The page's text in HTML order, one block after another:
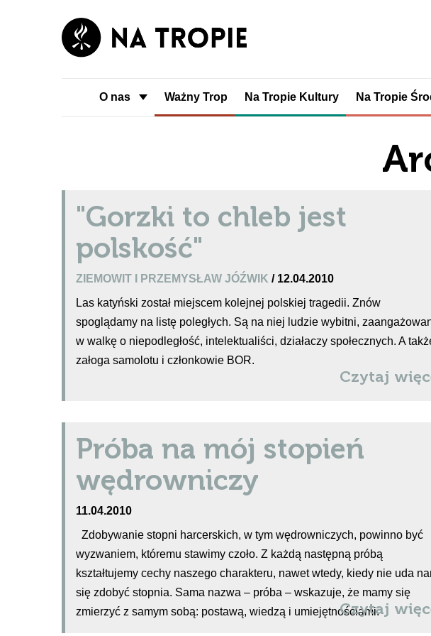
O nas Ważny Trop Na Tropie Kultury Na Tropie
"Gorzki to chleb jest
polskość"
ZIEMOWIT I PRZEMYSŁAW JÓŹWIK / 12.04.2010
Las katyński został miejscem kolejnej polskiej tragedii. Znów
spoglądamy na listę poległych. Są na niej ludzie wybitni,
w walkę o niepodległość, intelektualiści, działaczy społecznych. A
załoga samolotu i członkowie BOR.
Czytaj
Próba na mój stopień
wędrowniczy
11.04.2010
Zdobywanie stopni harcerskich, w tym wędrowniczych, powinno być
wyzwaniem, któremu stawimy czoło. Z każdą następną próbą
kształtujemy cechy naszego charakteru, nawet wtedy, kiedy nie uda
się zdobyć stopnia. Sama nazwa – próba – wskazuje, że mamy się
zmierzyć z samym sobą: postawą, wiedzą i umiejętnościami.
Czytaj